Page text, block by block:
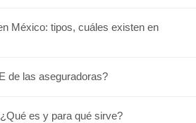
México: tipos, cuáles existen en
de las aseguradoras?
es y para qué sirve?